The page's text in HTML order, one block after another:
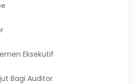
Eksekutif
Bagi Auditor